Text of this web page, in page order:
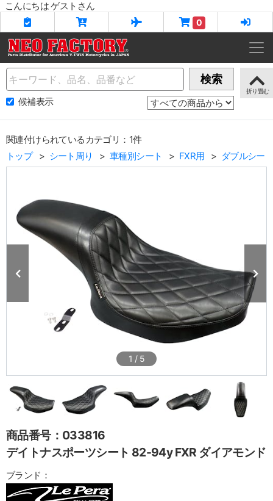
こんにちは ゲストさん
0
Name 検索
候補表示
関連付けられているカテゴリ：1件
トップ
シート周り 車種別シート FXR用 ダブルシー
1 / 5
商品番号：033816
デイトナスポーツシート 82-94y FXR ダイアモンド
ブランド：